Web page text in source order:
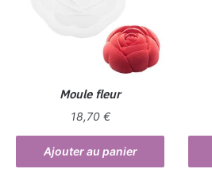
Moule fleur
18,70 €
Ajouter au panier